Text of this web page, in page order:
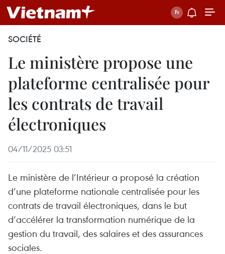
SOCIÉTÉ
Le ministère propose une
plateforme centralisée pour
les contrats de travail
électroniques
04/11/2025 03:51
Le ministère de l’Intérieur a proposé la création
d’une plateforme nationale centralisée pour les
contrats de travail électroniques, dans le but
d’accélérer la transformation numérique de la
gestion du travail, des salaires et des assurances
sociales.